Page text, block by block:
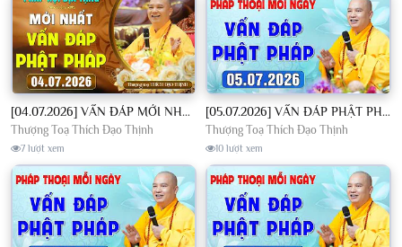
[04.07.2026] VẤN ĐÁP MỚI NHẤT - Pháp Hội Địa Tạng Chùa Khai Nguyên | TT. Thích Đạo Thịnh
Thượng Toạ Thích Đạo Thịnh
7 lượt xem
[05.07.2026] VẤN ĐÁP PHẬT PHÁP - Nghe Thầy giảng Pháp mỗi ngày CÔNG ĐỨC VÔ LƯỢNG│TT. Thích Đạo Thịnh
Thượng Toạ Thích Đạo Thịnh
10 lượt xem